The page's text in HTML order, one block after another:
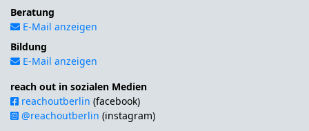
Beratung
E-Mail anzeigen
Bildung
E-Mail anzeigen
reach out in sozialen Medien
reachoutberlin (facebook)
@reachoutberlin (instagram)